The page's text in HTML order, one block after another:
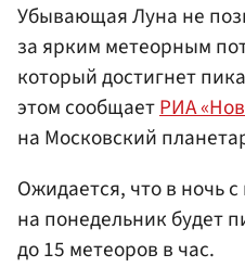
Убывающая Луна не
за ярким метеорным
который достигнет
этом сообщаетРИА
на Московский
Ожидается, что в ночь
на понедельник будет
до 15 метеоров в час.